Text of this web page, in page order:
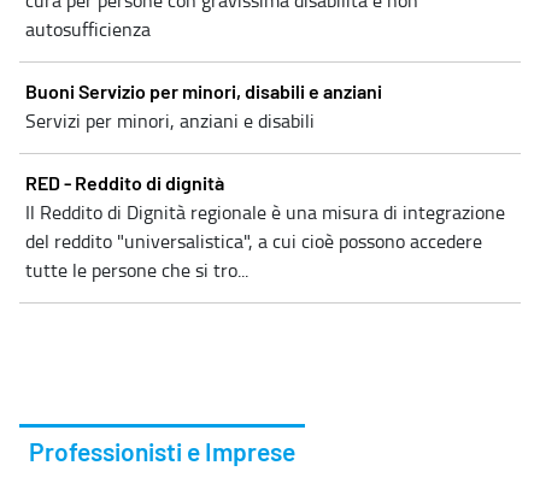
autosufficienza
Buoni Servizio per minori, disabili e anziani
Servizi per minori, anziani e disabili
RED - Reddito di dignità
Il Reddito di Dignità regionale è una misura di integrazione
del reddito "universalistica", a cui cioè possono accedere
tutte le persone che si tro...
Professionisti e Imprese